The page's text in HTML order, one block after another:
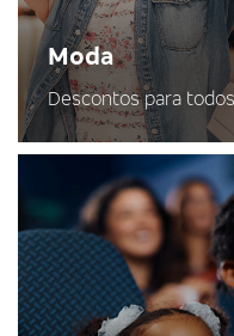
Moda
Descontos para